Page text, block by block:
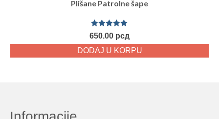
Plišane Patrolne šape
Ocenjeno
sa5.00od
5
650.00 рсд
DODAJ U KORPU